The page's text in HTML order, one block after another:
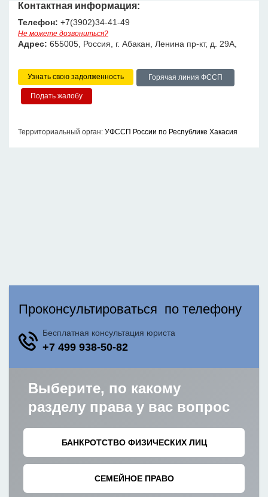
Контактная информация:
Телефон: +7(3902)34-41-49
Не можете дозвониться?
Адрес: 655005, Россия, г. Абакан, Ленина пр-кт, д. 29А,
Узнать свою задолженность Горячая линия ФССП
Территориальный орган: УФССП России по Республике Хакасия